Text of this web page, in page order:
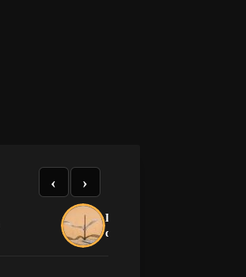
La crítica que no devora: el
dilema de la oposición
‹ ›